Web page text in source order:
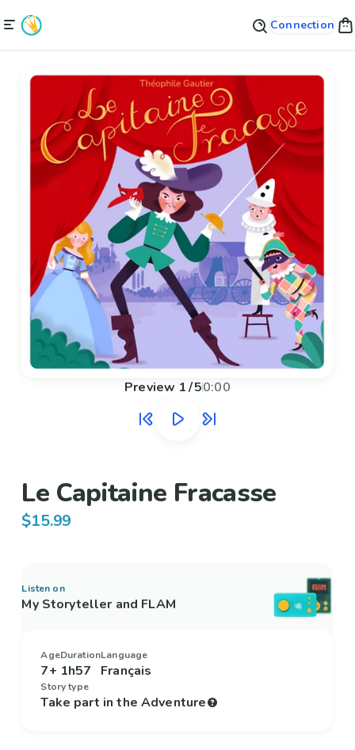
Connection
Preview 1/50:00
Le Capitaine Fracasse
$15.99
Listen on
My Storyteller and FLAM
Age
7+
Duration
1h57
Language
Français
Story type
Take part in the Adventure